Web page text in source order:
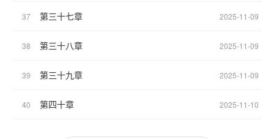
37 第三十七章 2025-11-09
38 第三十八章 2025-11-09
39 第三十九章 2025-11-09
40 第四十章 2025-11-10